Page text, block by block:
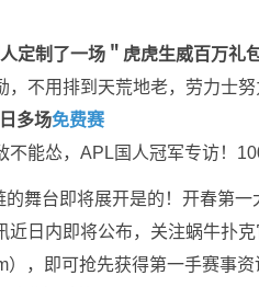
制了一场＂虎虎生威百万礼
不用排到天荒地老，劳力士努
多场免费赛
台即将展开是的！开春第一
近日内即将公布，关注蜗牛扑
），即可抢先获得第一手赛事资